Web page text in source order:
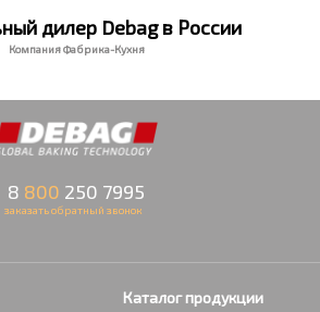
дилер Debag в России
Компания Фабрика-Кухня
8 800 250 7995
заказать обратный звонок
Каталог продукции